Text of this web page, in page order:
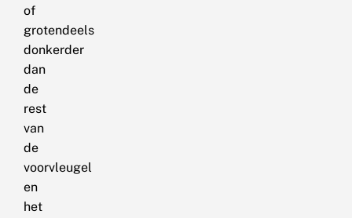
of
grotendeels
donkerder
dan
de
rest
van
de
voorvleugel
en
het